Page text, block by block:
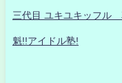
三代目 ユキユキッフル
魁!!アイドル塾!